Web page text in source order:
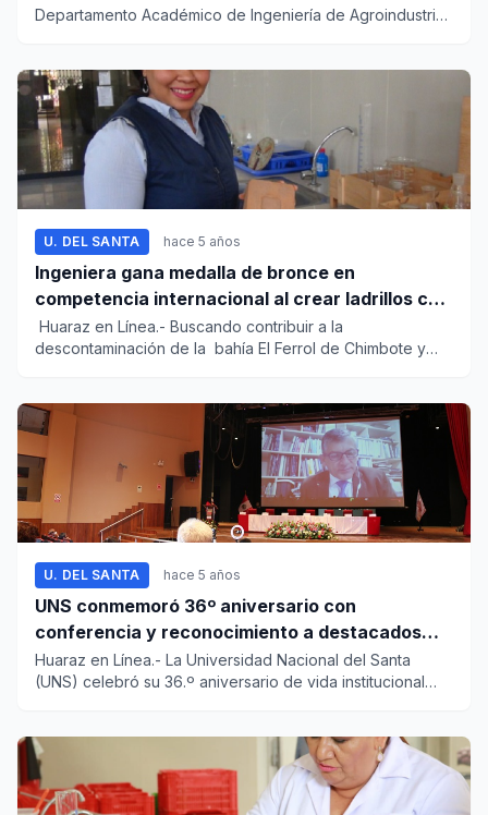
Departamento Académico de Ingeniería de Agroindustria
U. DEL SANTA hace 5 años
Ingeniera gana medalla de bronce en
competencia internacional al crear ladrillos con
lodo orgánico
Huaraz en Línea.- Buscando contribuir a la
descontaminación de la bahía El Ferrol de Chimbote y
U. DEL SANTA hace 5 años
UNS conmemoró 36º aniversario con
conferencia y reconocimiento a destacados
docentes
Huaraz en Línea.- La Universidad Nacional del Santa
(UNS) celebró su 36.º aniversario de vida institucional